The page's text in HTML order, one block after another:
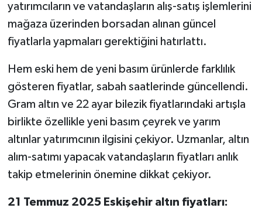
yatırımcıların ve vatandaşların alış-satış işlemlerini
mağaza üzerinden borsadan alınan güncel
fiyatlarla yapmaları gerektiğini hatırlattı.
Hem eski hem de yeni basım ürünlerde farklılık
gösteren fiyatlar, sabah saatlerinde güncellendi.
Gram altın ve 22 ayar bilezik fiyatlarındaki artışla
birlikte özellikle yeni basım çeyrek ve yarım
altınlar yatırımcının ilgisini çekiyor. Uzmanlar, altın
alım-satımı yapacak vatandaşların fiyatları anlık
takip etmelerinin önemine dikkat çekiyor.
21 Temmuz 2025 Eskişehir altın fiyatları: